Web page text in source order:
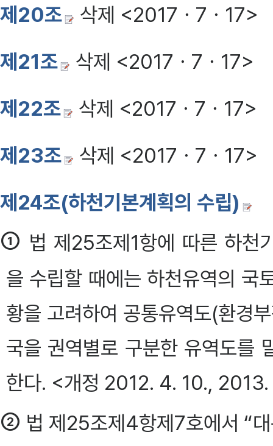
제20조
삭제 <2017ㆍ7ㆍ17>
제21조
삭제 <2017ㆍ7ㆍ17>
제22조
삭제 <2017ㆍ7ㆍ17>
제23조
삭제 <2017ㆍ7ㆍ17>
제24조(하천기본계획의 수립)
① 법 제25조제1항에 따른 하천
을 수립할 때에는 하천유역의 국
황을 고려하여 공통유역도(환경
국을 권역별로 구분한 유역도를
한다. <개정 2012. 4. 10.,
② 법 제25조제4항제7호에서 “